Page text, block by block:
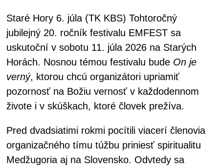
Staré Hory 6. júla (TK KBS) Tohtoročný
jubilejný 20. ročník festivalu EMFEST sa
uskutoční v sobotu 11. júla 2026 na Starých
Horách. Nosnou témou festivalu bude On je
verný, ktorou chcú organizátori upriamiť
pozornosť na Božiu vernosť v každodennom
živote i v skúškach, ktoré človek prežíva.
Pred dvadsiatimi rokmi pocítili viacerí členovia
organizačného tímu túžbu priniesť spiritualitu
Medžugoria aj na Slovensko. Odvtedy sa